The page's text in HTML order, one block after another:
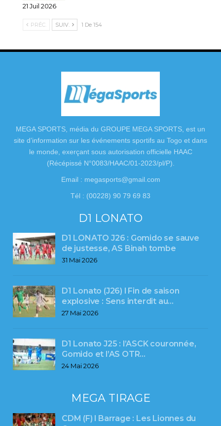
21 Juil 2026
PRÉC. SUIV. 1 De 154
MEGA SPORTS, média du GROUPE MEGA SPORTS, est un
site d’information sur les événements sportifs au Togo et dans
le monde, exerçant sous autorisation officielle HAAC
(Récépissé N°0083/HAAC/01-2023/pl/P).
Email : megasports@gmail.com
Tél : (00228) 90 79 69 83
D1 LONATO
D1 LONATO J26 : Gomido se sauve
de justesse, AS Binah tombe
31 Mai 2026
D1 Lonato (J26) l Fin de saison
explosive : Sens interdit au…
27 Mai 2026
D1 Lonato J25 : l’ASCK couronnée,
Gomido et l’AS OTR…
24 Mai 2026
MEGA TIRAGE
CDM (F) l Barrage : Les Lionnes du